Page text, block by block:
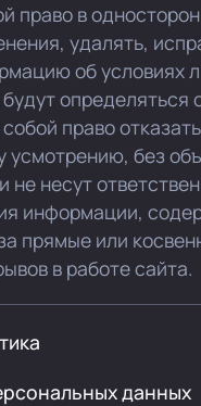
право в
удалять,
об условиях
право
усмотрению, без
не несут
информации,
прямые или
в работе сайта.
данных